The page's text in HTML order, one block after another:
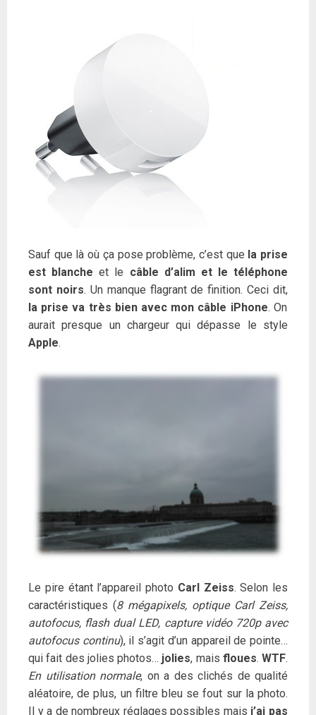
Sauf que là où ça pose problème, c’est que la prise
est blanche et le câble d’alim et le téléphone
sont noirs. Un manque flagrant de finition. Ceci dit,
la prise va très bien avec mon câble iPhone. On
aurait presque un chargeur qui dépasse le style
Apple.
Le pire étant l’appareil photo Carl Zeiss. Selon les
caractéristiques (8 mégapixels, optique Carl Zeiss,
autofocus, flash dual LED, capture vidéo 720p avec
autofocus continu), il s’agit d’un appareil de pointe…
qui fait des jolies photos… jolies, mais floues. WTF.
En utilisation normale, on a des clichés de qualité
aléatoire, de plus, un filtre bleu se fout sur la photo.
Il y a de nombreux réglages possibles mais j’ai pas